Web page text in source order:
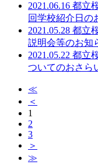
2021.06.16 都
回学校紹介日の
2021.05.28 都
説明会等のお知
2021.05.22 都
ついてのおさら
≪
＜
1
2
3
＞
≫